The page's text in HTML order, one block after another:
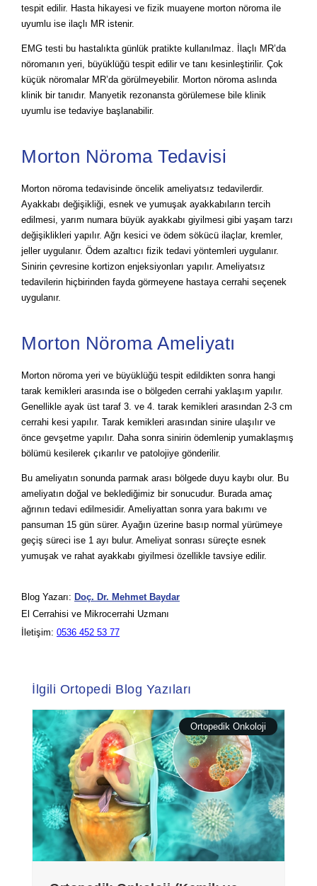
tespit edilir. Hasta hikayesi ve fizik muayene morton nöroma ile
uyumlu ise ilaçlı MR istenir.
EMG testi bu hastalıkta günlük pratikte kullanılmaz. İlaçlı MR’da
nöromanın yeri, büyüklüğü tespit edilir ve tanı kesinleştirilir. Çok
küçük nöromalar MR’da görülmeyebilir. Morton nöroma aslında
klinik bir tanıdır. Manyetik rezonansta görülemese bile klinik
uyumlu ise tedaviye başlanabilir.
Morton Nöroma Tedavisi
Morton nöroma tedavisinde öncelik ameliyatsız tedavilerdir.
Ayakkabı değişikliği, esnek ve yumuşak ayakkabıların tercih
edilmesi, yarım numara büyük ayakkabı giyilmesi gibi yaşam tarzı
değişiklikleri yapılır. Ağrı kesici ve ödem sökücü ilaçlar, kremler,
jeller uygulanır. Ödem azaltıcı fizik tedavi yöntemleri uygulanır.
Sinirin çevresine kortizon enjeksiyonları yapılır. Ameliyatsız
tedavilerin hiçbirinden fayda görmeyene hastaya cerrahi seçenek
uygulanır.
Morton Nöroma Ameliyatı
Morton nöroma yeri ve büyüklüğü tespit edildikten sonra hangi
tarak kemikleri arasında ise o bölgeden cerrahi yaklaşım yapılır.
Genellikle ayak üst taraf 3. ve 4. tarak kemikleri arasından 2-3 cm
cerrahi kesi yapılır. Tarak kemikleri arasından sinire ulaşılır ve
önce gevşetme yapılır. Daha sonra sinirin ödemlenip yumaklaşmış
bölümü kesilerek çıkarılır ve patolojiye gönderilir.
Bu ameliyatın sonunda parmak arası bölgede duyu kaybı olur. Bu
ameliyatın doğal ve beklediğimiz bir sonucudur. Burada amaç
ağrının tedavi edilmesidir. Ameliyattan sonra yara bakımı ve
pansuman 15 gün sürer. Ayağın üzerine basıp normal yürümeye
geçiş süreci ise 1 ayı bulur. Ameliyat sonrası süreçte esnek
yumuşak ve rahat ayakkabı giyilmesi özellikle tavsiye edilir.
Blog Yazarı: Doç. Dr. Mehmet Baydar
El Cerrahisi ve Mikrocerrahi Uzmanı
İletişim: 0536 452 53 77
İlgili Ortopedi Blog Yazıları
Ortopedik Onkoloji